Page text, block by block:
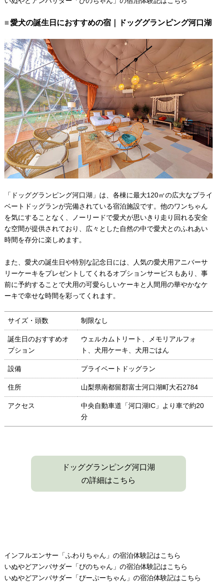
愛犬の誕生日におすすめの宿｜ドッググランピング河口湖
「ドッググランピング河口湖」は、各棟に最大120㎡の広大なプライ
ベートドッグランが完備されている宿泊施設です。他のワンちゃん
を気にすることなく、ノーリードで愛犬が思いきり走り回れる安全
な空間が提供されており、広々とした自然の中で愛犬とのふれあい
時間を存分に楽しめます。
また、愛犬の誕生日や特別な記念日には、人気の愛犬用アニバーサ
リーケーキをプレゼントしてくれるオプションサービスもあり、事
前に予約することで犬用の可愛らしいケーキと人間用の華やかなケ
ーキで幸せな時間を彩ってくれます。
サイズ・頭数 制限なし
誕生日のおすすめオ
プション
ウェルカムトリート、メモリアルフォ
ト、犬用ケーキ、犬用ごはん
設備 プライベートドッグラン
住所 山梨県南都留郡富士河口湖町大石2784
アクセス
中央自動車道「河口湖IC」より車で約20
分
ドッググランピング河口湖
の詳細はこちら
インフルエンサー「ふわりちゃん」の宿泊体験記はこちら
いぬやどアンバサダー「ぴのちゃん」の宿泊体験記はこちら
いぬやどアンバサダー「ぴーぷーちゃん」の宿泊体験記はこちら